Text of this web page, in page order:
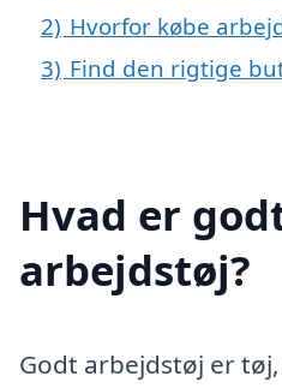
2) Hvorfor købe
3) Find den rigtige
Hvad er
arbejdstøj?
Godt arbejdstøj er